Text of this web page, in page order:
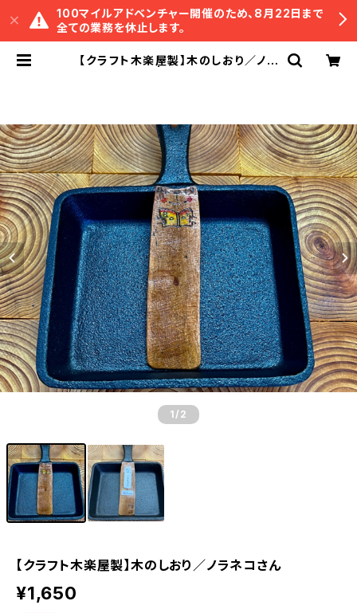
100マイルアドベンチャー開催のため、8月22日まで
全ての業務を休止します。
【クラフト木楽屋製】木のしおり／ノラ
1 /2
【クラフト木楽屋製】木のしおり／ノラネコさん
¥1,650